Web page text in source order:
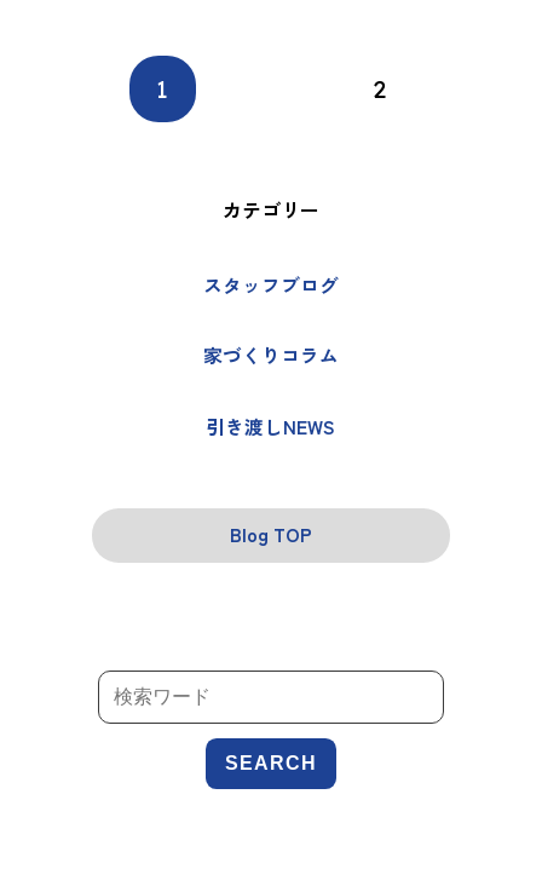
1 2
カテゴリー
スタッフブログ
家づくりコラム
引き渡しNEWS
Blog TOP
SEARCH